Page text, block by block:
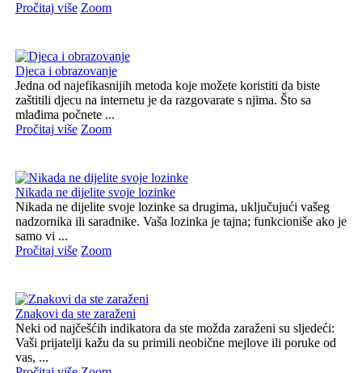
Pročitaj više Zoom
Djeca i obrazovanje
Jedna od najefikasnijih metoda koje možete koristiti da biste
zaštitili djecu na internetu je da razgovarate s njima. Što sa
mlađima počnete ...
Pročitaj više Zoom
Nikada ne dijelite svoje lozinke
Nikada ne dijelite svoje lozinke sa drugima, uključujući vašeg
nadzornika ili saradnike. Vaša lozinka je tajna; funkcioniše ako je
samo vi ...
Pročitaj više Zoom
Znakovi da ste zaraženi
Neki od najčešćih indikatora da ste možda zaraženi su sljedeći:
Vaši prijatelji kažu da su primili neobične mejlove ili poruke od
vas, ...